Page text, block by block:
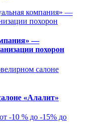
—
похорон
«Алалит»
-10 % до -15% до